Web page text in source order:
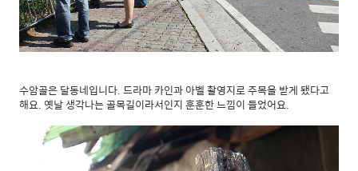
수암골은 달동네입니다. 드라마 카인과 아벨 촬영지로 주목을 받게 됐다고
해요. 옛날 생각나는 골목길이라서인지 훈훈한 느낌이 들었어요.